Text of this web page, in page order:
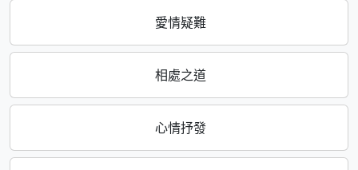
愛情疑難
相處之道
心情抒發